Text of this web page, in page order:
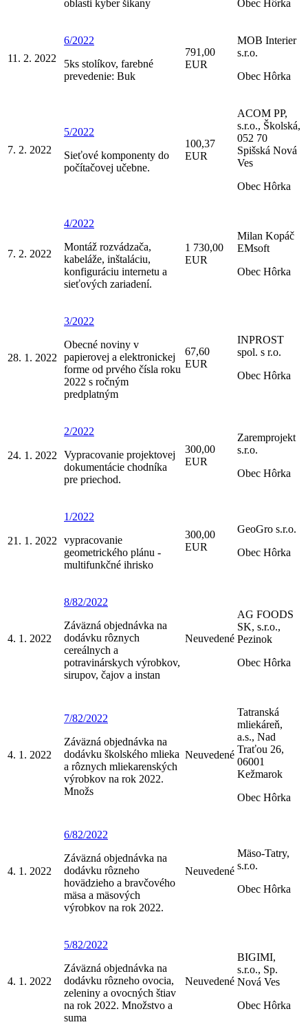
oblasti kyber šikany Obec Hôrka
11. 2. 2022
6/2022
5ks stolíkov, farebné
prevedenie: Buk
791,00
EUR
MOB Interier
s.r.o.
Obec Hôrka
7. 2. 2022
5/2022
Sieťové komponenty do
počítačovej učebne.
100,37
EUR
ACOM PP,
s.r.o., Školská,
052 70
Spišská Nová
Ves
Obec Hôrka
7. 2. 2022
4/2022
Montáž rozvádzača,
kabeláže, inštaláciu,
konfiguráciu internetu a
sieťových zariadení.
1 730,00
EUR
Milan Kopáč
EMsoft
Obec Hôrka
28. 1. 2022
3/2022
Obecné noviny v
papierovej a elektronickej
forme od prvého čísla roku
2022 s ročným
predplatným
67,60
EUR
INPROST
spol. s r.o.
Obec Hôrka
24. 1. 2022
2/2022
Vypracovanie projektovej
dokumentácie chodníka
pre priechod.
300,00
EUR
Zaremprojekt
s.r.o.
Obec Hôrka
21. 1. 2022
1/2022
vypracovanie
geometrického plánu -
multifunkčné ihrisko
300,00
EUR
GeoGro s.r.o.
Obec Hôrka
4. 1. 2022
8/82/2022
Záväzná objednávka na
dodávku rôznych
cereálnych a
potravinárskych výrobkov,
sirupov, čajov a instan
Neuvedené
AG FOODS
SK, s.r.o.,
Pezinok
Obec Hôrka
4. 1. 2022
7/82/2022
Záväzná objednávka na
dodávku školského mlieka
a rôznych mliekarenských
výrobkov na rok 2022.
Množs
Neuvedené
Tatranská
mliekáreň,
a.s., Nad
Traťou 26,
06001
Kežmarok
Obec Hôrka
4. 1. 2022
6/82/2022
Záväzná objednávka na
dodávku rôzneho
hovädzieho a bravčového
mäsa a mäsových
výrobkov na rok 2022.
Neuvedené
Mäso-Tatry,
s.r.o.
Obec Hôrka
4. 1. 2022
5/82/2022
Záväzná objednávka na
dodávku rôzneho ovocia,
zeleniny a ovocných štiav
na rok 2022. Množstvo a
suma
Neuvedené
BIGIMI,
s.r.o., Sp.
Nová Ves
Obec Hôrka